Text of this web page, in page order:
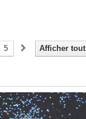
Afficher tout
5